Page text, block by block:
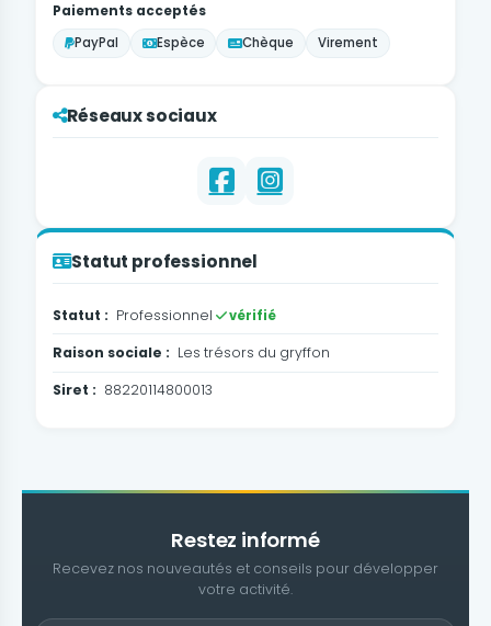
Paiements acceptés
PayPal
Espèce Chèque Virement
Réseaux sociaux
Statut professionnel
Statut : Professionnel vérifié
Raison sociale : Les trésors du gryffon
Siret : 88220114800013
Restez informé
Recevez nos nouveautés et conseils pour développer
votre activité.